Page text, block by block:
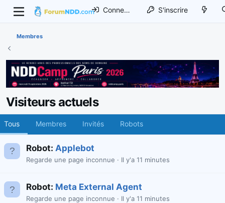
Connexion S'inscrire
Membres
Visiteurs actuels
Tous Membres Invités Robots
Robot: Applebot
Regarde une page inconnue Il y'a 11 minutes
Robot: Meta External Agent
Regarde une page inconnue Il y'a 11 minutes